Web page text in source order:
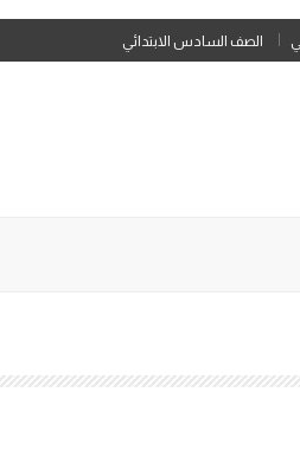
Skip
to
الصف السادس الابتدائي